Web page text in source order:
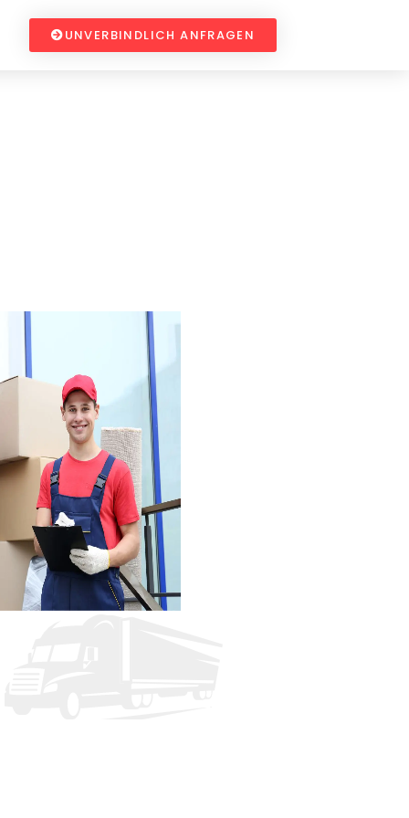
UNVERBINDLICH ANFRAGEN